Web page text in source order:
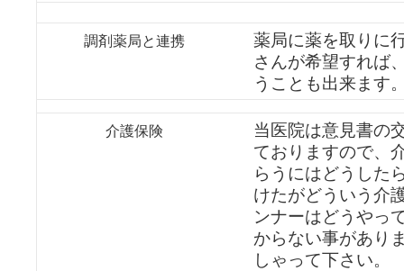
調剤薬局と連携
薬局に薬を取りに
さんが希望すれば
うことも出来ます
介護保険
当医院は意見書の
ておりますので、
らうにはどうした
けたがどういう介
ンナーはどうやっ
からない事があり
しゃって下さい。